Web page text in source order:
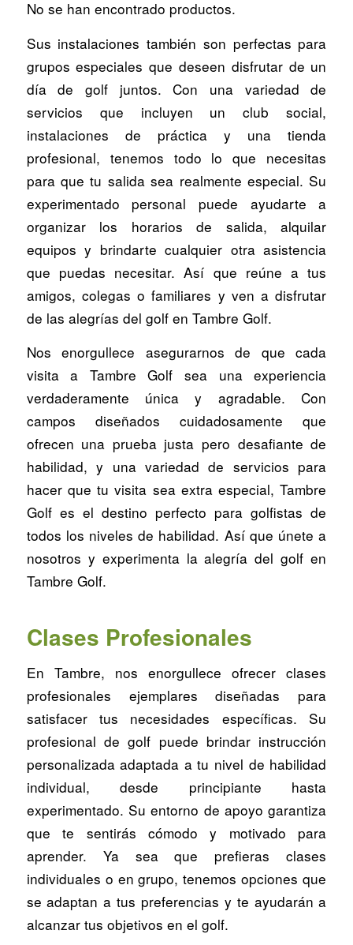
No se han encontrado productos.
Sus instalaciones también son perfectas para
grupos especiales que deseen disfrutar de un
día de golf juntos. Con una variedad de
servicios que incluyen un club social,
instalaciones de práctica y una tienda
profesional, tenemos todo lo que necesitas
para que tu salida sea realmente especial. Su
experimentado personal puede ayudarte a
organizar los horarios de salida, alquilar
equipos y brindarte cualquier otra asistencia
que puedas necesitar. Así que reúne a tus
amigos, colegas o familiares y ven a disfrutar
de las alegrías del golf en Tambre Golf.
Nos enorgullece asegurarnos de que cada
visita a Tambre Golf sea una experiencia
verdaderamente única y agradable. Con
campos diseñados cuidadosamente que
ofrecen una prueba justa pero desafiante de
habilidad, y una variedad de servicios para
hacer que tu visita sea extra especial, Tambre
Golf es el destino perfecto para golfistas de
todos los niveles de habilidad. Así que únete a
nosotros y experimenta la alegría del golf en
Tambre Golf.
Clases Profesionales
En Tambre, nos enorgullece ofrecer clases
profesionales ejemplares diseñadas para
satisfacer tus necesidades específicas. Su
profesional de golf puede brindar instrucción
personalizada adaptada a tu nivel de habilidad
individual, desde principiante hasta
experimentado. Su entorno de apoyo garantiza
que te sentirás cómodo y motivado para
aprender. Ya sea que prefieras clases
individuales o en grupo, tenemos opciones que
se adaptan a tus preferencias y te ayudarán a
alcanzar tus objetivos en el golf.